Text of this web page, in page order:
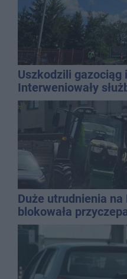
Uszkodzili gazociąg
Interweniowały
Duże utrudnienia
blokowała